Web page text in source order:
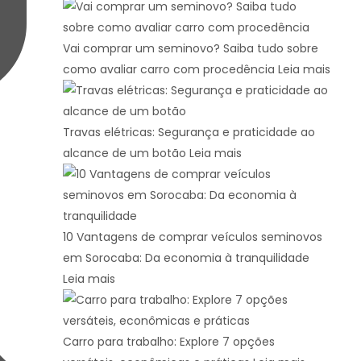
Vai comprar um seminovo? Saiba tudo sobre
como avaliar carro com procedência Leia mais
Travas elétricas: Segurança e praticidade ao
alcance de um botão Leia mais
10 Vantagens de comprar veículos seminovos
em Sorocaba: Da economia à tranquilidade
Leia mais
Carro para trabalho: Explore 7 opções